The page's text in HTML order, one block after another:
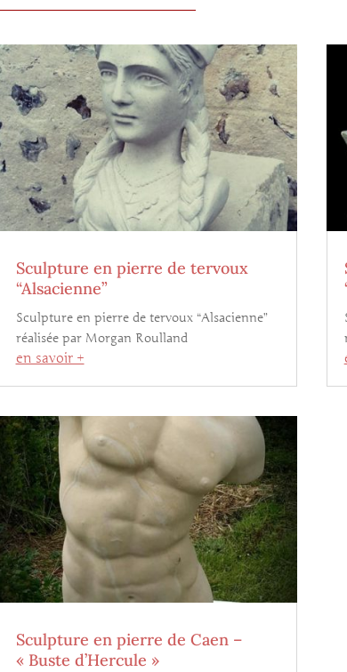
Sculpture en pierre de tervoux
“Alsacienne”
Sculpture en pierre de tervoux “Alsacienne”
réalisée par Morgan Roulland
en savoir +
Sculpture en pierre de Caen –
« Buste d’Hercule »